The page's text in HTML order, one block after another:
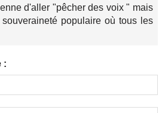
d'aller "pêcher des voix " mais
populaire où tous les
: